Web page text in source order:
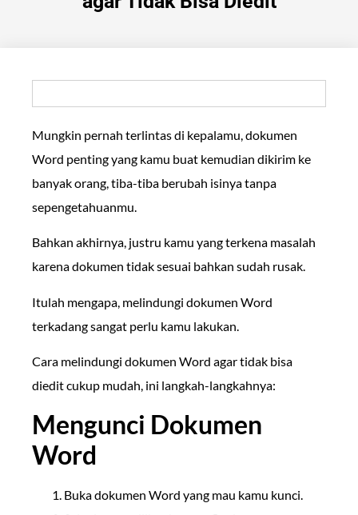
Mungkin pernah terlintas di kepalamu, dokumen
Word penting yang kamu buat kemudian dikirim ke
banyak orang, tiba-tiba berubah isinya tanpa
sepengetahuanmu.
Bahkan akhirnya, justru kamu yang terkena masalah
karena dokumen tidak sesuai bahkan sudah rusak.
Itulah mengapa, melindungi dokumen Word
terkadang sangat perlu kamu lakukan.
Cara melindungi dokumen Word agar tidak bisa
diedit cukup mudah, ini langkah-langkahnya:
Mengunci Dokumen
Word
Buka dokumen Word yang mau kamu kunci.